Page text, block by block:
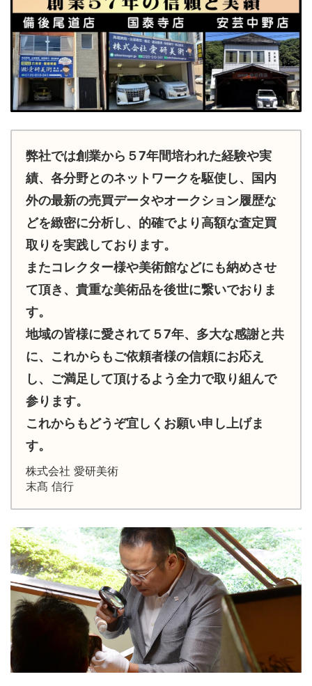
弊社では創業から５7年間培われた経験や実
績、各分野とのネットワークを駆使し、国内
外の最新の売買データやオークション履歴な
どを緻密に分析し、的確でより高額な査定買
取りを実践しております。
またコレクター様や美術館などにも納めさせ
て頂き、貴重な美術品を後世に繋いでおりま
す。
地域の皆様に愛されて５7年、多大な感謝と共
に、これからもご依頼者様の信頼にお応え
し、ご満足して頂けるよう全力で取り組んで
参ります。
これからもどうぞ宜しくお願い申し上げま
す。
株式会社 愛研美術
末髙 信行